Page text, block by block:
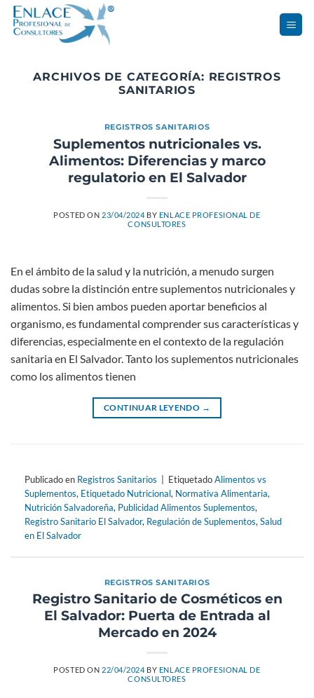
Saltar
ARCHIVOS DE CATEGORÍA: REGISTROS
SANITARIOS
REGISTROS SANITARIOS
Suplementos nutricionales vs.
Alimentos: Diferencias y marco
regulatorio en El Salvador
POSTED ON 23/04/2024 BY ENLACE PROFESIONAL DE
CONSULTORES
En el ámbito de la salud y la nutrición, a menudo surgen
dudas sobre la distinción entre suplementos nutricionales y
alimentos. Si bien ambos pueden aportar beneficios al
organismo, es fundamental comprender sus características y
diferencias, especialmente en el contexto de la regulación
sanitaria en El Salvador. Tanto los suplementos nutricionales
como los alimentos tienen
CONTINUAR LEYENDO →
Publicado en Registros Sanitarios | EtiquetadoAlimentos vs
Suplementos, Etiquetado Nutricional, Normativa Alimentaria,
Nutrición Salvadoreña, Publicidad Alimentos Suplementos,
Registro Sanitario El Salvador, Regulación de Suplementos, Salud
en El Salvador
REGISTROS SANITARIOS
Registro Sanitario de Cosméticos en
El Salvador: Puerta de Entrada al
Mercado en 2024
POSTED ON 22/04/2024 BY ENLACE PROFESIONAL DE
CONSULTORES